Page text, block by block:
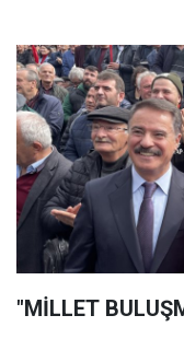
"MİLLET